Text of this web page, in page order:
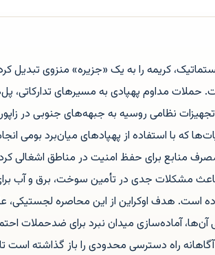
کریمه را به یک «جزیره» منزوی تبدیل
حملات مداوم پهپادی به مسیرهای تدارکاتی،
نظامی روسیه به جبهه‌های جنوبی در
که با استفاده از پهپادهای میان‌برد بومی
منابع برای حفظ امنیت در مناطق اشغالی
مشکلات جدی در تأمین سوخت، برق و آب
است. هدف اوکراین از این محاصره لجستیکی،
آماده‌سازی میدان نبرد برای ضدحملات
راه دسترسی محدودی را باز گذاشته است